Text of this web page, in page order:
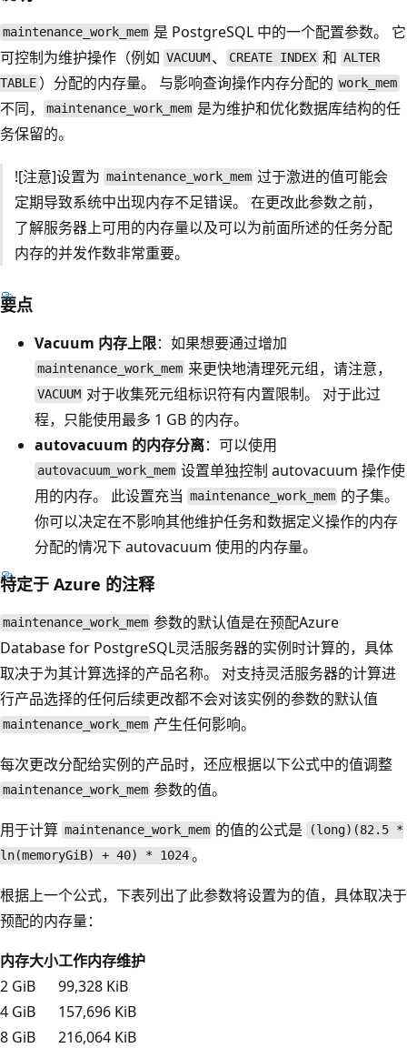
maintenance_work_mem 是 PostgreSQL 中的一个配置参数。 它
可控制为维护操作（例如 VACUUM 、 CREATE INDEX 和 ALTER
TABLE ）分配的内存量。 与影响查询操作内存分配的 work_mem
不同， maintenance_work_mem 是为维护和优化数据库结构的任
务保留的。
![注意]设置为 maintenance_work_mem 过于激进的值可能会
定期导致系统中出现内存不足错误。 在更改此参数之前，
了解服务器上可用的内存量以及可以为前面所述的任务分配
内存的并发作数非常重要。
要点
Vacuum 内存上限：如果想要通过增加
maintenance_work_mem 来更快地清理死元组，请注意，
VACUUM 对于收集死元组标识符有内置限制。 对于此过
程，只能使用最多 1 GB 的内存。
autovacuum 的内存分离：可以使用
autovacuum_work_mem 设置单独控制 autovacuum 操作使
用的内存。 此设置充当 maintenance_work_mem 的子集。
你可以决定在不影响其他维护任务和数据定义操作的内存
分配的情况下 autovacuum 使用的内存量。
特定于 Azure 的注释
maintenance_work_mem 参数的默认值是在预配Azure
Database for PostgreSQL灵活服务器的实例时计算的，具体
取决于为其计算选择的产品名称。 对支持灵活服务器的计算进
行产品选择的任何后续更改都不会对该实例的参数的默认值
maintenance_work_mem 产生任何影响。
每次更改分配给实例的产品时，还应根据以下公式中的值调整
maintenance_work_mem 参数的值。
用于计算 maintenance_work_mem 的值的公式是
(long)(82.5 *
ln(memoryGiB) + 40) * 1024。
根据上一个公式，下表列出了此参数将设置为的值，具体取决于
预配的内存量：
内存大小工作内存维护
2 GiB
99,328 KiB
4 GiB
157,696 KiB
8 GiB
216,064 KiB